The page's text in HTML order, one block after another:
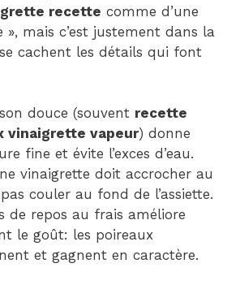
recette comme d’une
», mais c’est justement dans la
cachent les détails qui font
douce (souvent recette
vinaigrette vapeur) donne
fine et évite l’exces d’eau.
vinaigrette doit accrocher au
couler au fond de l’assiette.
de repos au frais améliore
le goût: les poireaux
et gagnent en caractère.